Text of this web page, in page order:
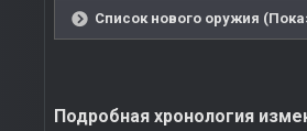
Список нового оружия
Подробная хронология